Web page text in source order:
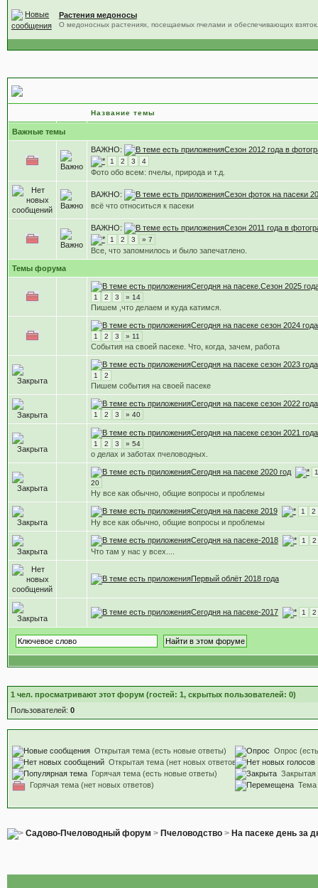
Растения медоносы
О медоносных растениях, посещаемых пчелами и обеспечивающих взяток.
Название темы
Важные темы
ВАЖНО: Сезон 2012 года в
1 2 3 4
Фото обо всем: пчелы, природа и т.д.
ВАЖНО:
Сезон фоток на пасеки
всё что относиться к пасеки
ВАЖНО: Сезон 2011 года в
1 2 3 » 7
Все, что запомнилось и было запечатлено.
Темы форума
Сегодня на пасеке.Сезон 2025
1 2 3 » 14
Пишем ,что делаем и куда катимся.
Сегодня на пасеке сезон 2024 года
1 2 3 » 11
События на своей пасеке. Что, когда, зачем, работа
Сегодня на пасеке сезон 2023 года
1 2
Пишем события на своей пасеке
Сегодня на пасеке сезон 2022 года
1 2 3 » 40
Сегодня на пасеке сезон 2021
1 2 3 » 54
о делах и заботах пчеловодных.
Сегодня на пасеке 2020 год
1
20
Ну все как обычно, общие вопросы и проблемы
Сегодня на пасеке 2019 1 2
Ну все как обычно, общие вопросы и проблемы
Сегодня на пасеке-2018 1 2
Что там у нас у всех....
Первый облёт 2018 года
Сегодня на пасеке-2017 1 2
1 чел. просматривают этот форум (гостей: 1, скрытых пользователей: 0)
Пользователей: 0
Открытая тема (есть новые ответы)
Открытая тема (нет новых ответов)
Горячая тема (есть новые ответы)
Горячая тема (нет новых ответов)
Опрос
Закрытая
Тема
Садово-Пчеловодный форум > Пчеловодство> На пасеке день за